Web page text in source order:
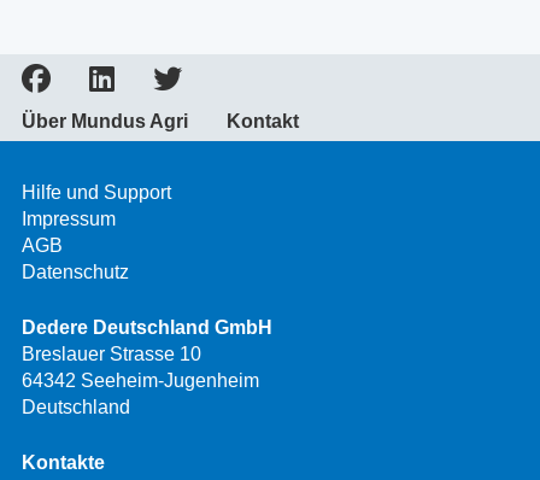
Über Mundus Agri Kontakt
Hilfe und Support
Impressum
AGB
Datenschutz
Dedere Deutschland GmbH
Breslauer Strasse 10
64342 Seeheim-Jugenheim
Deutschland
Kontakte